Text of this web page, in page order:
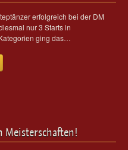
erfolgreich bei der DM
nur 3 Starts in
ging das…
Meisterschaften!